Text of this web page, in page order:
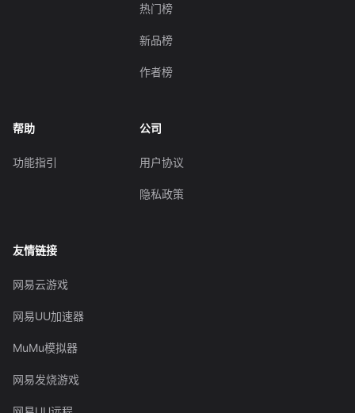
热门榜
新品榜
作者榜
帮助
功能指引
公司
用户协议
隐私政策
友情链接
网易云游戏
网易UU加速器
MuMu模拟器
网易发烧游戏